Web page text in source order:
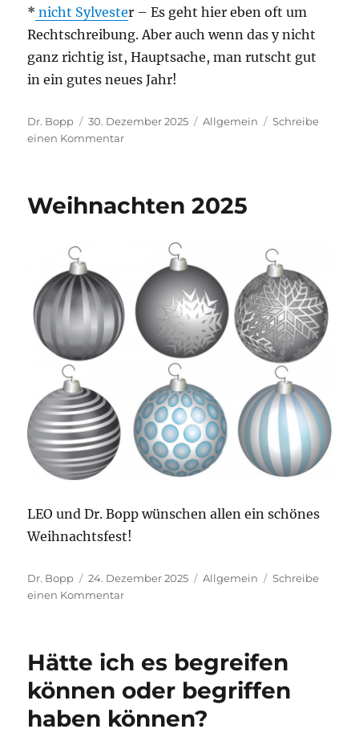
* nicht Sylvester – Es geht hier eben oft um
Rechtschreibung. Aber auch wenn das y nicht
ganz richtig ist, Hauptsache, man rutscht gut
in ein gutes neues Jahr!
Autor
Dr. Bopp
Veröffentlicht
am
30. Dezember 2025 Kategorien
Allgemein
Schreibe
einen Kommentarzu
Weihnachten 2025
LEO und Dr. Bopp wünschen allen ein schönes
Weihnachtsfest!
Autor
Dr. Bopp
Veröffentlicht
am
24. Dezember 2025 Kategorien
Allgemein
Schreibe
einen Kommentarzu
Hätte ich es begreifen
können oder begriffen
haben können?